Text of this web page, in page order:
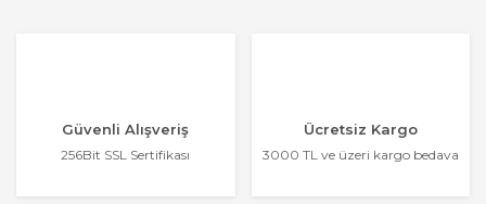
Güvenli Alışveriş
256Bit SSL Sertifikası
Ücretsiz Kargo
3000 TL ve üzeri kargo bedava